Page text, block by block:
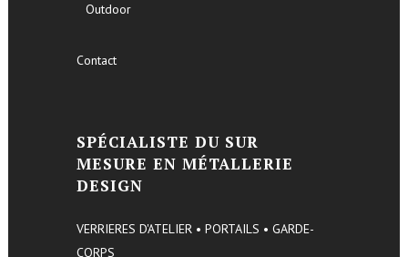
Outdoor
Contact
SPÉCIALISTE DU SUR
MESURE EN MÉTALLERIE
DESIGN
VERRIERES D'ATELIER • PORTAILS • GARDE-
CORPS